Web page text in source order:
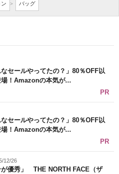
> バッグ
なセールやってたの？」80％OFF以
！Amazonの本気が...
PR
なセールやってたの？」80％OFF以
！Amazonの本気が...
PR
12/26
が優秀」 THE NORTH FACE（ザ